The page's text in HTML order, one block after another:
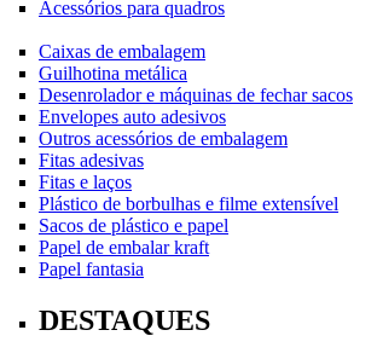
Acessórios para quadros
Caixas de embalagem
Guilhotina metálica
Desenrolador e máquinas de fechar sacos
Envelopes auto adesivos
Outros acessórios de embalagem
Fitas adesivas
Fitas e laços
Plástico de borbulhas e filme extensível
Sacos de plástico e papel
Papel de embalar kraft
Papel fantasia
DESTAQUES